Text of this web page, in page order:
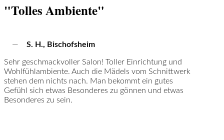
"Tolles Ambiente"
— S. H., Bischofsheim
Sehr geschmackvoller Salon! Toller Einrichtung und
Wohlfühlambiente. Auch die Mädels vom Schnittwerk
stehen dem nichts nach. Man bekommt ein gutes
Gefühl sich etwas Besonderes zu gönnen und etwas
Besonderes zu sein.